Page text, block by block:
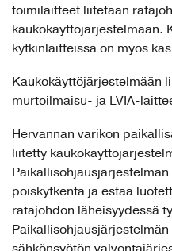
toimilaitteet liitetään
kaukokäyttöjärjestelmään.
kytkinlaitteissa on myös
Kaukokäyttöjärjestelmään
murtoilmaisu- ja LVIA-
Hervannan varikon
liitetty
poiskytkentä ja estää
ratajohdon läheisyydessä